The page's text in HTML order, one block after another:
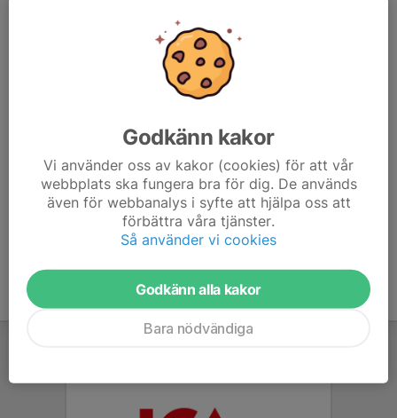
Nu är killarna så pass stora så de definitivt kan vara med
och hjälpa till. Men vi behöver fortfarande hjälp från er
vårdnadshavare, far- och morföräldrar, syskon med
OBS tiden som är angiven är inte den förväntade tiden
man ska vara på plats.
Godkänn kakor
Vi använder oss av kakor (cookies) för att vår
webbplats ska fungera bra för dig. De används
även för webbanalys i syfte att hjälpa oss att
förbättra våra tjänster.
Så använder vi cookies
Godkänn alla kakor
Bara nödvändiga